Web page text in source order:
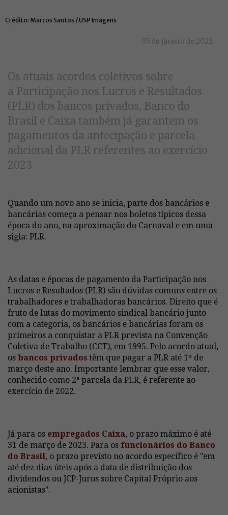
Marcos Santos / USP Imagens
05 de janeiro de 2023
Os atuais acordos coletivos sobre
a Participação nos Lucros e Resultados
(PLR) dos bancos privados, Banco do
Brasil e Caixa também já garantem os
pagamentos da antecipação e parcela
adicional da PLR referentes ao exercício
2023
Quando um novo ano se inicia, parte dos bancários e
bancárias começa a pensar nos boletos típicos dessa
época do ano, na aproximação do Carnaval e em uma
sigla: PLR.
As datas e épocas de pagamento da Participação nos
Lucros e Resultados (PLR) são dúvidas comuns entre os
trabalhadores e trabalhadoras bancários. Direito que é
fruto de lutas do movimento sindical bancário junto
com a categoria, os bancários e bancárias foram os
primeiros a conquistar a PLR prevista na Convenção
Coletiva de Trabalho (CCT), em 1995. Pelo acordo atual,
os bancos privados têm que pagar a PLR até 1º de
março deste ano. Importante lembrar que esse valor,
conhecido como 2ª parcela da PLR, é referente ao
exercício de 2022.
Já para os empregados Caixa, o prazo máximo é até
31 de março de 2023. Para os funcionários do Banco
do Brasil, o prazo previsto no acordo específico é "em
até dez dias úteis após a data de distribuição dos
dividendos ou JCP-Juros sobre Capital Próprio aos
acionistas".